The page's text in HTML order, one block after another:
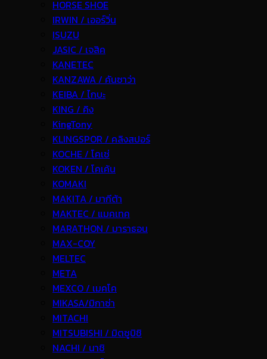
HORSE SHOE
IRWIN / เออร์วิ่น
ISUZU
JASIC / เจสิค
KANETEC
KANZAWA / คันซาว่า
KEIBA / ไกบะ
KING / คิง
KingTony
KLINGSPOR / คลิงสปอร์
KOCHE / โคเช่
KOKEN / โคเค้น
KOMAKI
MAKITA / มากีต้า
MAKTEC / แมคเทค
MARATHON / มาราธอน
MAX-COY
MELTEC
META
MEXCO / เมคโค
MIKASA/มิกาซ่า
MITACHI
MITSUBISHI / มิตซูบิชิ
NACHI / นาชิ